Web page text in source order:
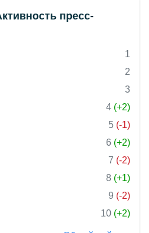
пресс-
1
2
3
4 (+2)
5 (-1)
6 (+2)
7 (-2)
8 (+1)
9 (-2)
10 (+2)